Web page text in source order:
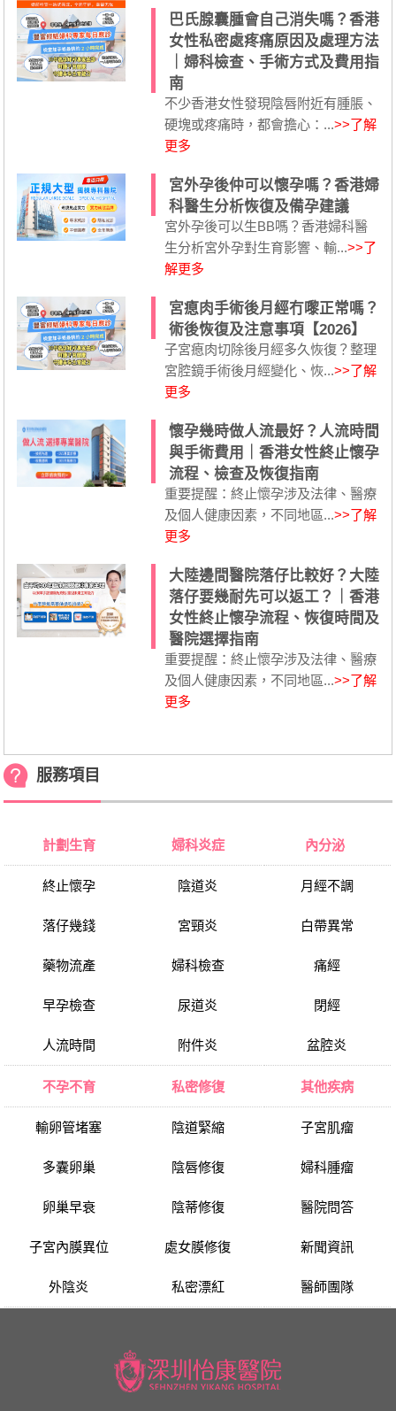
巴氏腺囊腫會自己消失嗎？香港
女性私密處疼痛原因及處理方法
｜婦科檢查、手術方式及費用指
南
不少香港女性發現陰唇附近有腫脹、
硬塊或疼痛時，都會擔心：...>>了解
更多
宮外孕後仲可以懷孕嗎？香港婦
科醫生分析恢復及備孕建議
宮外孕後可以生BB嗎？香港婦科醫
生分析宮外孕對生育影響、輸...>>了
解更多
宮瘜肉手術後月經冇嚟正常嗎？
術後恢復及注意事項【2026】
子宮瘜肉切除後月經多久恢復？整理
宮腔鏡手術後月經變化、恢...>>了解
更多
懷孕幾時做人流最好？人流時間
與手術費用｜香港女性終止懷孕
流程、檢查及恢復指南
重要提醒：終止懷孕涉及法律、醫療
及個人健康因素，不同地區...>>了解
更多
大陸邊間醫院落仔比較好？大陸
落仔要幾耐先可以返工？｜香港
女性終止懷孕流程、恢復時間及
醫院選擇指南
重要提醒：終止懷孕涉及法律、醫療
及個人健康因素，不同地區...>>了解
更多
服務項目
計劃生育
終止懷孕
落仔幾錢
藥物流產
早孕檢查
人流時間
婦科炎症
陰道炎
宮頸炎
婦科檢查
尿道炎
附件炎
內分泌
月經不調
白帶異常
痛經
閉經
盆腔炎
不孕不育
輸卵管堵塞
多囊卵巢
卵巢早衰
子宮內膜異位
外陰炎
私密修復
陰道緊縮
陰唇修復
陰蒂修復
處女膜修復
私密漂紅
其他疾病
子宮肌瘤
婦科腫瘤
醫院問答
新聞資訊
醫師團隊